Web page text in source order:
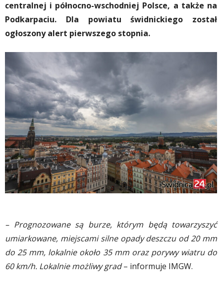
centralnej i północno-wschodniej Polsce, a także na
Podkarpaciu. Dla powiatu świdnickiego został
ogłoszony alert pierwszego stopnia.
– Prognozowane są burze, którym będą towarzyszyć
umiarkowane, miejscami silne opady deszczu od 20 mm
do 25 mm, lokalnie około 35 mm oraz porywy wiatru do
60 km/h. Lokalnie możliwy grad– informuje IMGW.